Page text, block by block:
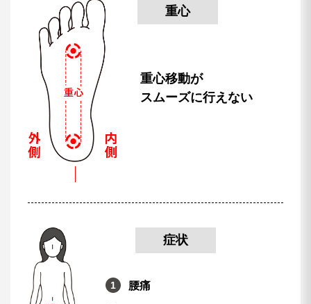
重心
重心移動が
スムーズに行えない
症状
腰痛